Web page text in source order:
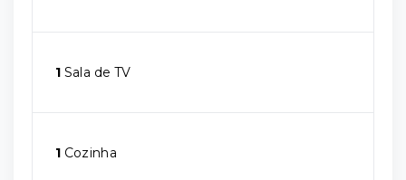
1 Sala de TV
1 Cozinha